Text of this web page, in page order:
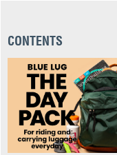
CONTENTS